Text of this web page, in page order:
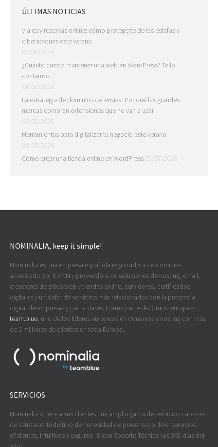
ÚLTIMAS NOTICIAS
Viajes y reservas online: cómo protegerte de las estafas y
ciberataques este verano
05/08/2026
¿Cuánto cuesta mantener una web en WordPress? Te lo
contamos
04/08/2026
La estrategia de dominios defensiva: Por qué las grandes
marcas compran extensiones que no van a usar
03/08/2026
Herramientas para digitalizar tu negocio este verano
24/07/2026
Cómo crear una tienda online en WordPress 21/07/2026
NOMINALIA, keep it simple!
Nominalia es una empresa española registradora de dominios
acreditada por ICANN y proveedora de soluciones de hosting, email,
creadores de sitios web y tiendas online, servidores, certificados
digitales y un sinfín de servicios más relacionados con la presencia
digital de empresas y particulares. Forma parte del Grupo europeo
team.blue, uno de los líderes europeos en dominios y hosting con más
de 2 millones de clientes en toda Europa.
SERVICIOS
Nominalia ofrece a sus clientes una amplia gama de servicios capaces
de satisfacer todo tipo de necesidad de presencia online: servicios
eficientes, intuitivos y seguros. ¡Y con Soporte Técnico los 365 días del